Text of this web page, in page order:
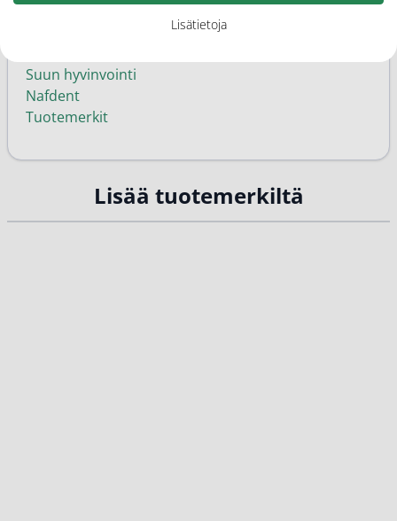
Kategoriat
Suuvedet päivittäiseen käyttöön
Suun hyvinvointi
Nafdent
Tuotemerkit
Lisää tuotemerkiltä
Lisätietoja